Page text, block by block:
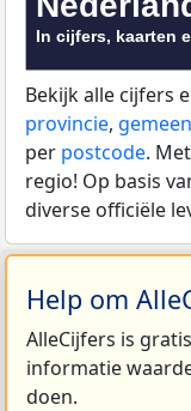
Bekijk alle cijfers
provincie,
per postcode.
regio! Op basis
diverse officiële
Help om
AlleCijfers is
informatie
doen.